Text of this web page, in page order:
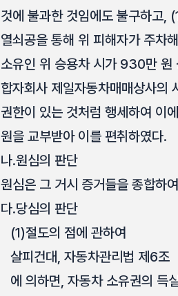
것에 불과한 것임에도 불구하고
열쇠공을 통해 위 피해자가 주차
소유인 위 승용차 시가 930만
합자회사 제일자동차매매상사의
권한이 있는 것처럼 행세하여 이
원을 교부받아 이를 편취하였다.
나.원심의 판단
원심은 그 거시 증거들을 종합하
다.당심의 판단
(1)절도의 점에 관하여
살피건대, 자동차관리법 제6조
에 의하면, 자동차 소유권의 득